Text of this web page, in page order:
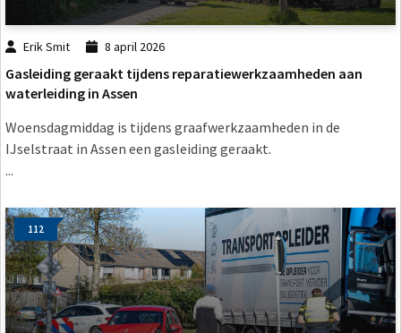
Erik Smit 8 april 2026
Gasleiding geraakt tijdens reparatiewerkzaamheden aan
waterleiding in Assen
Woensdagmiddag is tijdens graafwerkzaamheden in de
IJselstraat in Assen een gasleiding geraakt.
...
112